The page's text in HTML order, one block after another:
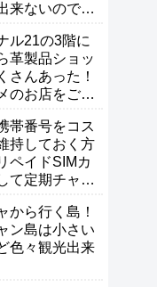
来ないので注
ル21の3階に
革製品ショッ
さんあった！
のお店をご紹
帯番号をコス
持しておく方
ペイドSIMカ
て定期チャー
から行く島！
ン島は小さい
色々観光出来